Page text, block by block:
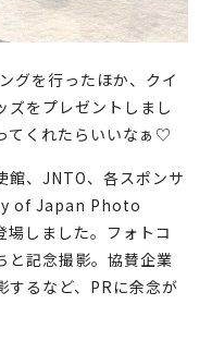
グを行ったほか、クイ
ズをプレゼントしまし
てくれたらいいなぁ♡
館、JNTO、各スポンサ
of Japan Photo
しました。フォトコ
と記念撮影。協賛企業
するなど、PRに余念が